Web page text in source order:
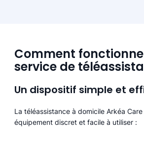
Comment
service de
Un dispositif simple et
La téléassistance à domicile Arkéa
équipement discret et facile à utiliser :